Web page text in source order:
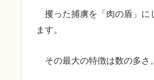
攫った捕虜を「肉の盾」
ます。
その最大の特徴は数の多さ。